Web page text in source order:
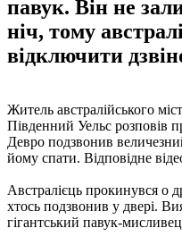
павук. Він не
ніч, тому
відключити
Житель австралійського
Південний Уельс розповів
Девро подзвонив
йому спати. Відповідне
Австралієць прокинувся о
хтось подзвонив у двері.
гігантський павук-